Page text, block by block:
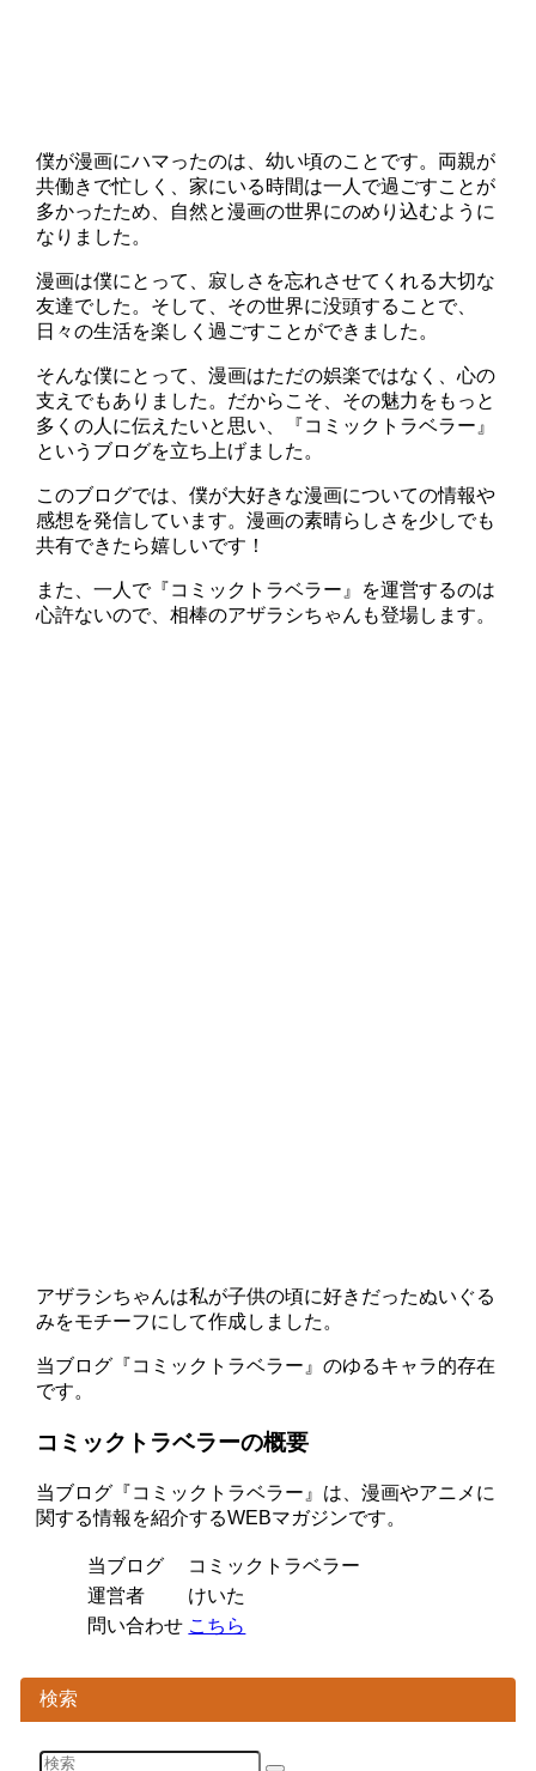
僕が漫画にハマったのは、幼い頃のことです。両親が
共働きで忙しく、家にいる時間は一人で過ごすことが
多かったため、自然と漫画の世界にのめり込むように
なりました。
漫画は僕にとって、寂しさを忘れさせてくれる大切な
友達でした。そして、その世界に没頭することで、
日々の生活を楽しく過ごすことができました。
そんな僕にとって、漫画はただの娯楽ではなく、心の
支えでもありました。だからこそ、その魅力をもっと
多くの人に伝えたいと思い、『コミックトラベラー』
というブログを立ち上げました。
このブログでは、僕が大好きな漫画についての情報や
感想を発信しています。漫画の素晴らしさを少しでも
共有できたら嬉しいです！
また、一人で『コミックトラベラー』を運営するのは
心許ないので、相棒のアザラシちゃんも登場します。
アザラシちゃんは私が子供の頃に好きだったぬいぐる
みをモチーフにして作成しました。
当ブログ『コミックトラベラー』のゆるキャラ的存在
です。
コミックトラベラーの概要
当ブログ『コミックトラベラー』は、漫画やアニメに
関する情報を紹介するWEBマガジンです。
当ブログ
コミックトラベラー
運営者
けいた
問い合わせ こちら
検索